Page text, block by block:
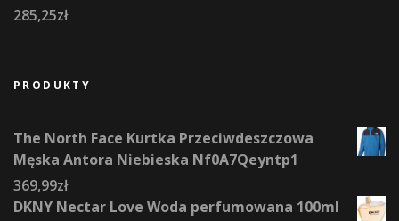
285,25zł
PRODUKTY
The North Face Kurtka Przeciwdeszczowa
Męska Antora Niebieska Nf0A7Qeyntp1
369,99zł
DKNY Nectar Love Woda perfumowana 100ml